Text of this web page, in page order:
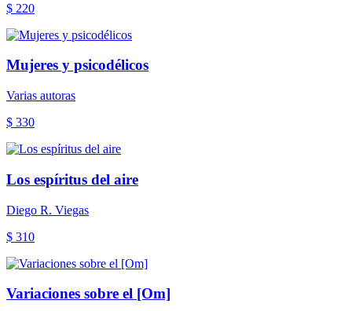
$ 220
Mujeres y psicodélicos
Varias autoras
$ 330
Los espíritus del aire
Diego R. Viegas
$ 310
Variaciones sobre el [Om]